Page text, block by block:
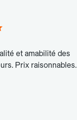
et amabilité des
Prix raisonnables.